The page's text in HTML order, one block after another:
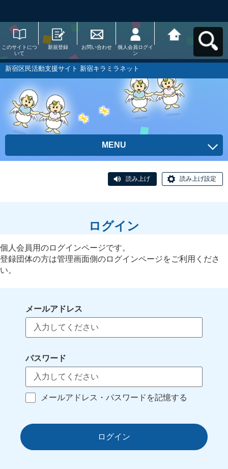
このサイトにつ
いて
新規登録 お問い合わせ
個人会員ログイ
ン
ラミラネットへ
新宿区民活動支援サイト 新宿キラミラネット
MENU
読み上げ 読み上げ設定
ログイン
個人会員用のログインページです。
登録団体の方は管理画面側のログインページをご利用くださ
い。
メールアドレス
パスワード
メールアドレス・パスワードを記憶する
ログイン